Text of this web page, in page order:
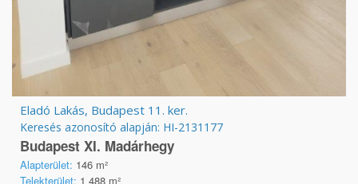
Eladó Lakás, Budapest 11. ker.
Keresés azonosító alapján: HI-2131177
Budapest XI. Madárhegy
Alapterület: 146 m²
Telekterület: 1 488 m²